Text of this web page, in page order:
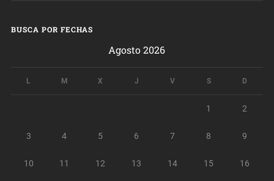
BUSCA POR FECHAS
Agosto 2026
L M X J V S D
1 2
3 4 5 6 7 8 9
10 11 12 13 14 15 16